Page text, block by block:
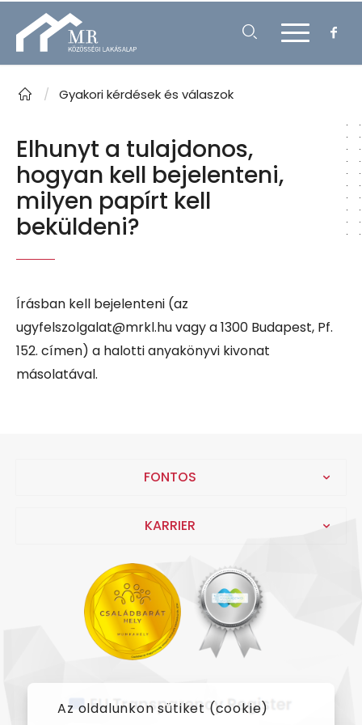
/ Gyakori kérdések és válaszok
Elhunyt a tulajdonos,
hogyan kell bejelenteni,
milyen papírt kell
beküldeni?
Írásban kell bejelenteni (az
ugyfelszolgalat@mrkl.hu vagy a 1300 Budapest, Pf.
152. címen) a halotti anyakönyvi kivonat
másolatával.
FONTOS
KARRIER
Az oldalunkon sütiket (cookie)